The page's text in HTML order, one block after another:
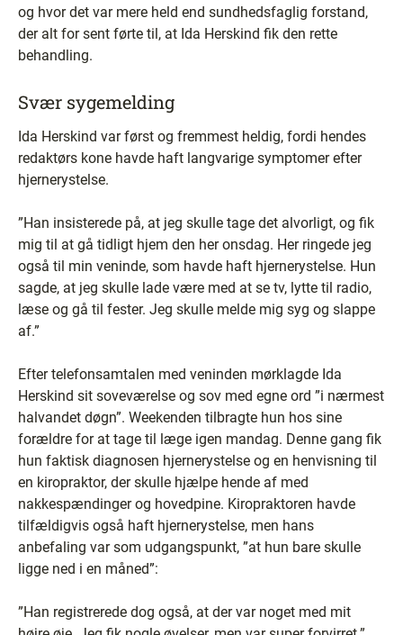
og hvor det var mere held end sundhedsfaglig forstand,
der alt for sent førte til, at Ida Herskind fik den rette
behandling.
Svær sygemelding
Ida Herskind var først og fremmest heldig, fordi hendes
redaktørs kone havde haft langvarige symptomer efter
hjernerystelse.
”Han insisterede på, at jeg skulle tage det alvorligt, og fik
mig til at gå tidligt hjem den her onsdag. Her ringede jeg
også til min veninde, som havde haft hjernerystelse. Hun
sagde, at jeg skulle lade være med at se tv, lytte til radio,
læse og gå til fester. Jeg skulle melde mig syg og slappe
af.”
Efter telefonsamtalen med veninden mørklagde Ida
Herskind sit soveværelse og sov med egne ord ”i nærmest
halvandet døgn”. Weekenden tilbragte hun hos sine
forældre for at tage til læge igen mandag. Denne gang fik
hun faktisk diagnosen hjernerystelse og en henvisning til
en kiropraktor, der skulle hjælpe hende af med
nakkespændinger og hovedpine. Kiropraktoren havde
tilfældigvis også haft hjernerystelse, men hans
anbefaling var som udgangspunkt, ”at hun bare skulle
ligge ned i en måned”:
”Han registrerede dog også, at der var noget med mit